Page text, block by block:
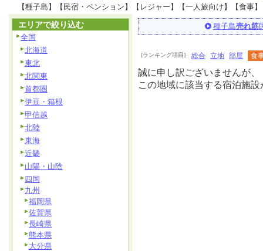
【種子島】【民宿・ペンション】【レジャー】【一人旅向け】【食事】
種子島売れ筋
[ランキング項目] 総合 立地 部屋 食
誠に申し訳ございませんが、
この地域に該当する宿泊施
エリアで絞り込む
全国
北海道
東北
北関東
首都圏
伊豆・箱根
甲信越
北陸
東海
近畿
山陽・山陰
四国
九州
福岡県
佐賀県
長崎県
熊本県
大分県